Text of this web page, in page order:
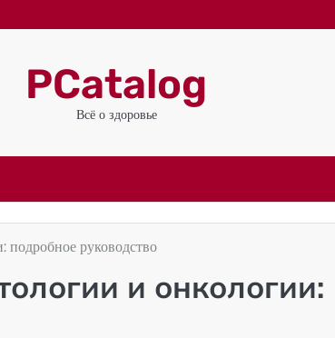
PCatalog
Всё о здоровье
руководство
и онкологии: